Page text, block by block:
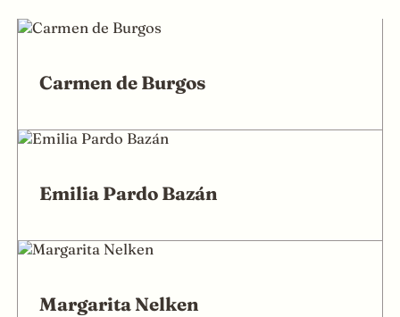
Carmen de Burgos
Emilia Pardo Bazán
Margarita Nelken